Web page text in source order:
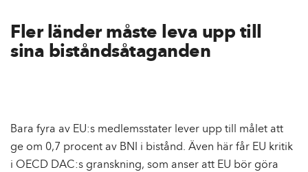
Fler länder måste leva upp till
sina biståndsåtaganden
Bara fyra av EU:s medlemsstater lever upp till målet att
ge om 0,7 procent av BNI i bistånd. Även här får EU kritik
i OECD DAC:s granskning, som anser att EU bör göra